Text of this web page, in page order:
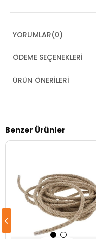
YORUMLAR(0)
ÖDEME SEÇENEKLERI
ÜRÜN ÖNERILERI
Benzer Ürünler